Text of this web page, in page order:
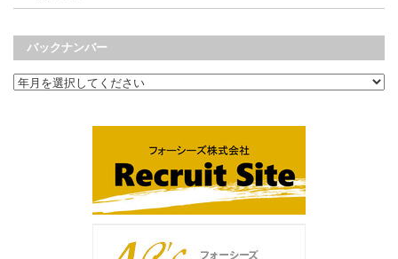
バックナンバー